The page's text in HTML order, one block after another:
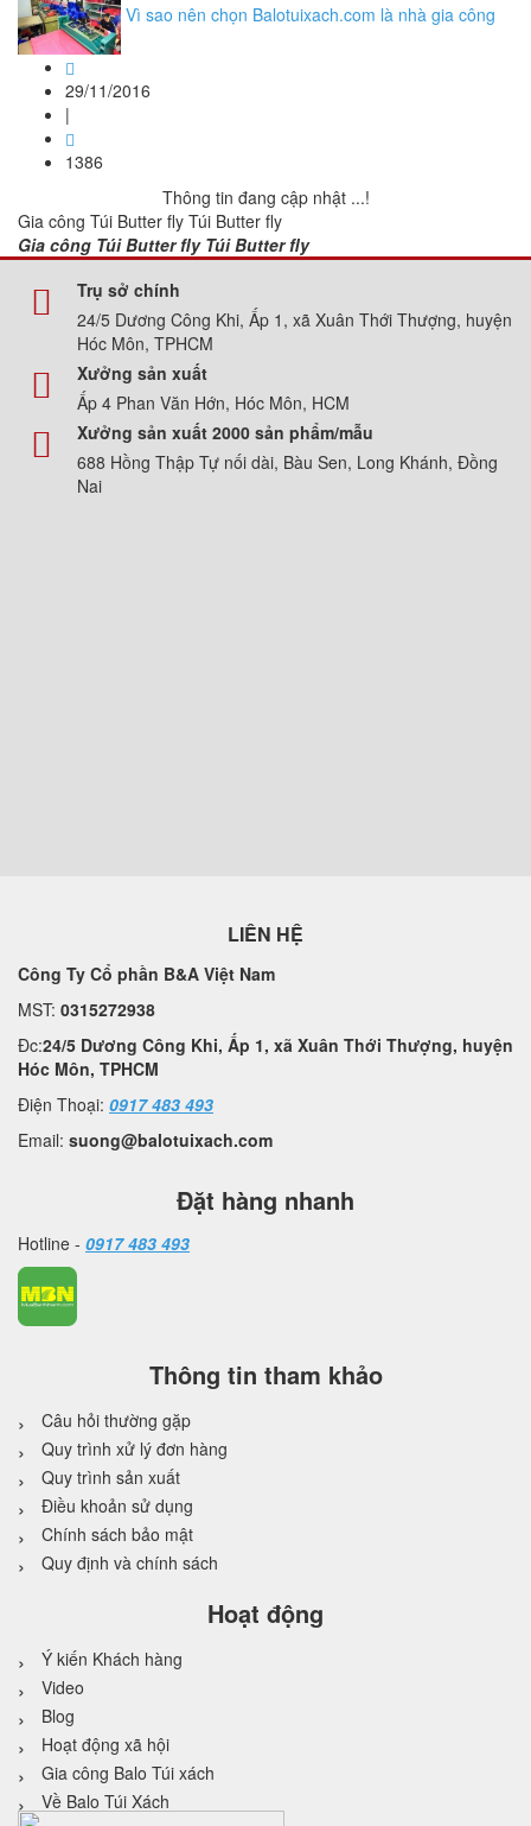
Vì sao nên chọn Balotuixach.com là nhà gia công
29/11/2016
|
1386
Thông tin đang cập nhật ...!
Gia công Túi Butter fly Túi Butter fly
Gia công Túi Butter fly Túi Butter fly
Trụ sở chính
24/5 Dương Công Khi, Ấp 1, xã Xuân Thới Thượng, huyện
Hóc Môn, TPHCM
Xưởng sản xuất
Ấp 4 Phan Văn Hớn, Hóc Môn, HCM
Xưởng sản xuất 2000 sản phẩm/mẫu
688 Hồng Thập Tự nối dài, Bàu Sen, Long Khánh, Đồng
Nai
LIÊN HỆ
Công Ty Cổ phần B&A Việt Nam
MST: 0315272938
Đc:24/5 Dương Công Khi, Ấp 1, xã Xuân Thới Thượng, huyện
Hóc Môn, TPHCM
Điện Thoại: 0917 483 493
Email: suong@balotuixach.com
Đặt hàng nhanh
Hotline - 0917 483 493
Thông tin tham khảo
Câu hỏi thường gặp
Quy trình xử lý đơn hàng
Quy trình sản xuất
Điều khoản sử dụng
Chính sách bảo mật
Quy định và chính sách
Hoạt động
Ý kiến Khách hàng
Video
Blog
Hoạt động xã hội
Gia công Balo Túi xách
Về Balo Túi Xách